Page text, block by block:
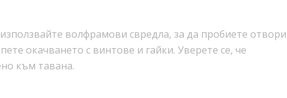
волфрамови свредла, за да пробиете отвори
окачването с винтове и гайки. Уверете се, че
към тавана.